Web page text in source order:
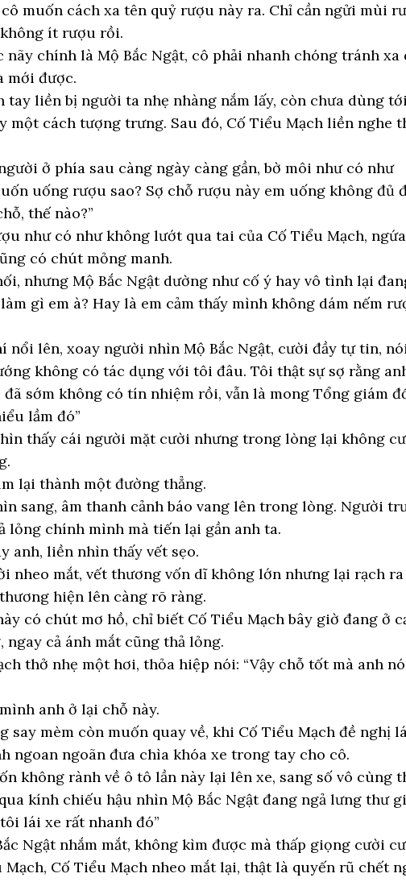
muốn cách xa tên quỷ rượu này ra. Chỉ cần ngửi mùi
ít rượu rồi.
chính là Mộ Bắc Ngật, cô phải nhanh chóng tránh xa
mới được.
tay liền bị người ta nhẹ nhàng nắm lấy, còn chưa dùng tới
một cách tượng trưng. Sau đó, Cố Tiểu Mạch liền nghe
ở phía sau càng ngày càng gần, bờ môi như có như
uống rượu sao? Sợ chỗ rượu này em uống không đủ
thế nào?”
như có như không lướt qua tai của Cố Tiểu Mạch, ngứa
có chút mỏng manh.
nhưng Mộ Bắc Ngật dường như cố ý hay vô tình lại
gì em à? Hay là em cảm thấy mình không dám nếm
lên, xoay người nhìn Mộ Bắc Ngật, cười đầy tự tin,
không có tác dụng với tôi đâu. Tôi thật sự sợ rằng
sớm không có tín nhiệm rồi, vẫn là mong Tổng giám
lầm đó”
thấy cái người mặt cười nhưng trong lòng lại không
lại thành một đường thẳng.
sang, âm thanh cảnh báo vang lên trong lòng. Người
lỏng chính mình mà tiến lại gần anh ta.
anh, liền nhìn thấy vết sẹo.
nheo mắt, vết thương vốn dĩ không lớn nhưng lại rạch
hiện lên càng rõ ràng.
có chút mơ hồ, chỉ biết Cố Tiểu Mạch bây giờ đang ở
cả ánh mắt cũng thả lỏng.
thở nhẹ một hơi, thỏa hiệp nói: “Vậy chỗ tốt mà anh
anh ở lại chỗ này.
say mèm còn muốn quay về, khi Cố Tiểu Mạch đề nghị
ngoan ngoãn đưa chìa khóa xe trong tay cho cô.
không rành về ô tô lần này lại lên xe, sang số vô cùng
kính chiếu hậu nhìn Mộ Bắc Ngật đang ngả lưng thư
lái xe rất nhanh đó”
Ngật nhắm mắt, không kìm được mà thấp giọng cười
Cố Tiểu Mạch nheo mắt lại, thật là quyến rũ chết